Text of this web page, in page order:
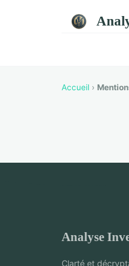
Accueil ›
Analyse
Clarté et